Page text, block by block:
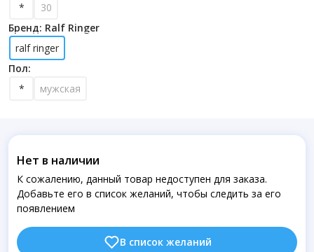
*
30
Бренд: Ralf Ringer
ralf ringer
Пол:
*
мужская
Нет в наличии
К сожалению, данный товар недоступен для заказа.
Добавьте его в список желаний, чтобы следить за его
появлением
В список желаний